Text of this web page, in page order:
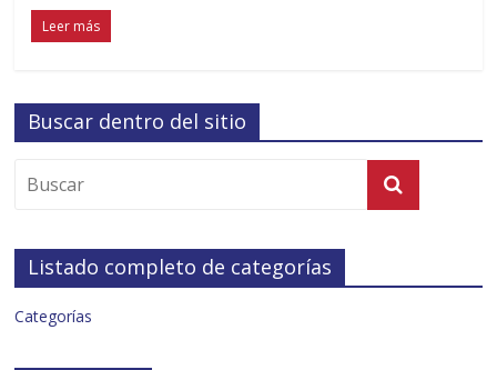
Leer más
Buscar dentro del sitio
Listado completo de categorías
Categorías